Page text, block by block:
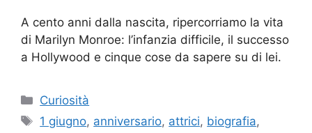
A cento anni dalla nascita, ripercorriamo la vita
di Marilyn Monroe: l’infanzia difficile, il successo
a Hollywood e cinque cose da sapere su di lei.
Categorie
Curiosità
Tag
1 giugno, anniversario, attrici, biografia,